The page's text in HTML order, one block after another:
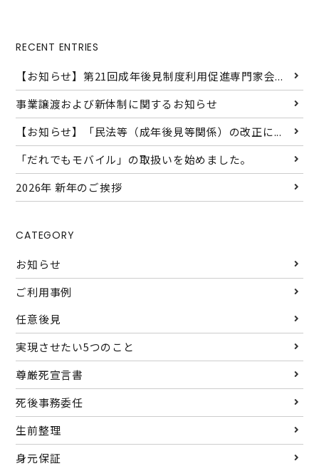
RECENT ENTRIES
【お知らせ】第21回成年後見制度利用促進専門家会...
事業譲渡および新体制に関するお知らせ
【お知らせ】「民法等（成年後見等関係）の改正に...
「だれでもモバイル」の取扱いを始めました。
2026年 新年のご挨拶
CATEGORY
お知らせ
ご利用事例
任意後見
実現させたい5つのこと
尊厳死宣言書
死後事務委任
生前整理
身元保証